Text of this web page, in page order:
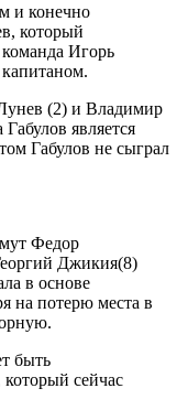
и конечно
который
Игорь
капитаном.
(2) и Владимир
является
Габулов не сыграл
Федор
Джикия(8)
в основе
на потерю места в
быть
сейчас